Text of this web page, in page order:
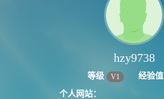
hzy9738
等级 V1 经验值
个人网站：